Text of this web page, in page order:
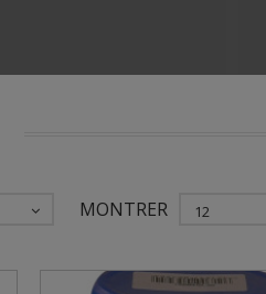
MONTRER 12